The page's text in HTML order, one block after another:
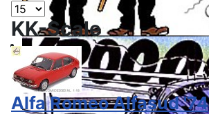
KK-Scale
Alfa Romeo Alfasud '74